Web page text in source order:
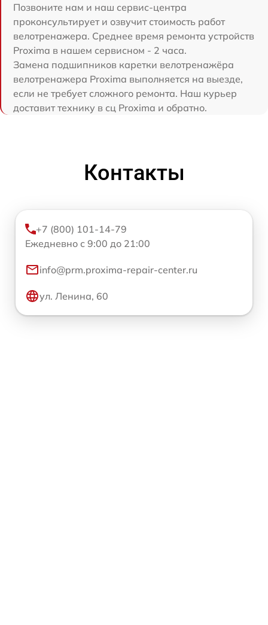
Позвоните нам и наш сервис-центра
проконсультирует и озвучит стоимость работ
велотренажера. Среднее время ремонта устройств
Proxima в нашем сервисном - 2 часа.
Замена подшипников каретки велотренажёра
велотренажера Proxima выполняется на выезде,
если не требует сложного ремонта. Наш курьер
доставит технику в сц Proxima и обратно.
Контакты
+7 (800) 101-14-79
Ежедневно с 9:00 до 21:00
info@prm.proxima-repair-center.ru
ул. Ленина, 60